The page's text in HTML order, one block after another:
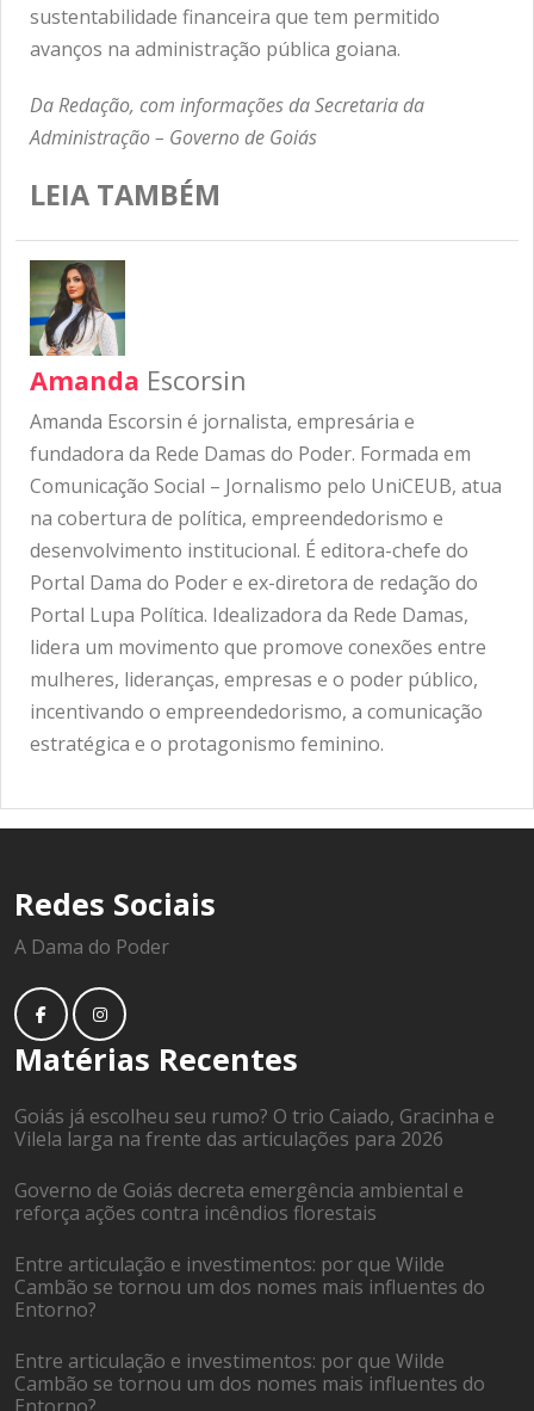
sustentabilidade financeira que tem permitido
avanços na administração pública goiana.
Da Redação, com informações da Secretaria da
Administração – Governo de Goiás
LEIA TAMBÉM
Amanda Escorsin
Amanda Escorsin é jornalista, empresária e
fundadora da Rede Damas do Poder. Formada em
Comunicação Social – Jornalismo pelo UniCEUB, atua
na cobertura de política, empreendedorismo e
desenvolvimento institucional. É editora-chefe do
Portal Dama do Poder e ex-diretora de redação do
Portal Lupa Política. Idealizadora da Rede Damas,
lidera um movimento que promove conexões entre
mulheres, lideranças, empresas e o poder público,
incentivando o empreendedorismo, a comunicação
estratégica e o protagonismo feminino.
Redes Sociais
A Dama do Poder
Matérias Recentes
Goiás já escolheu seu rumo? O trio Caiado, Gracinha e
Vilela larga na frente das articulações para 2026
Governo de Goiás decreta emergência ambiental e
reforça ações contra incêndios florestais
Entre articulação e investimentos: por que Wilde
Cambão se tornou um dos nomes mais influentes do
Entorno?
Entre articulação e investimentos: por que Wilde
Cambão se tornou um dos nomes mais influentes do